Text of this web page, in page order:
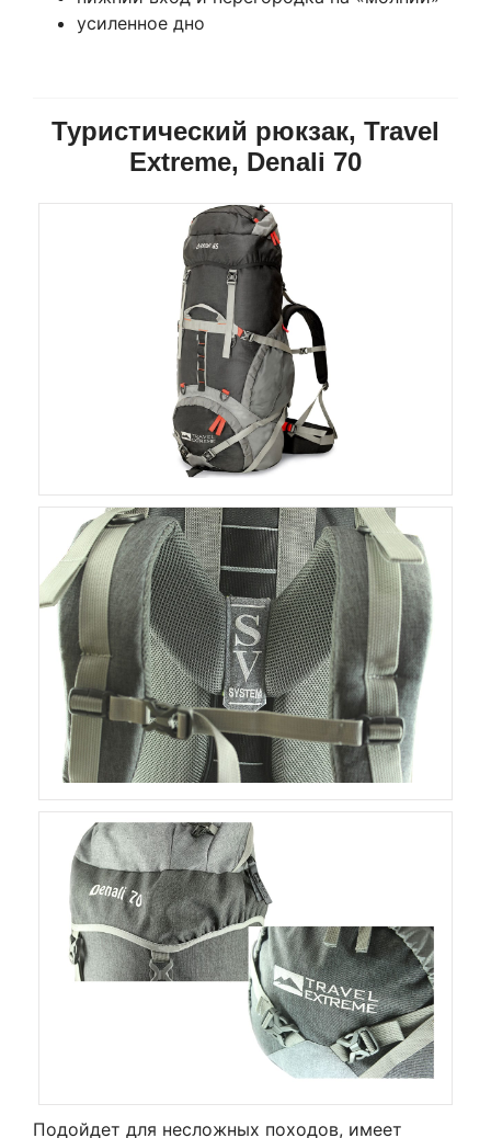
усиленное дно
Туристический рюкзак, Travel
Extreme, Denali 70
Подойдет для несложных походов, имеет